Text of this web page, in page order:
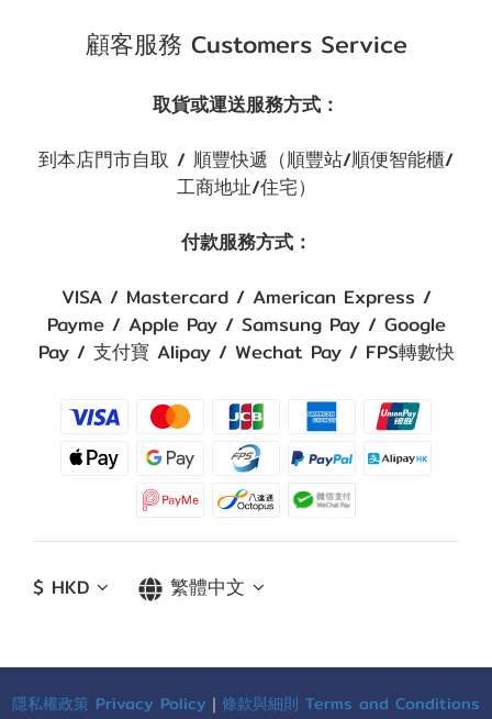
顧客服務 Customers Service
取貨或運送服務方式：
到本店門市自取 / 順豐快遞（順豐站/順便智能櫃/
工商地址/住宅）
付款服務方式：
VISA / Mastercard / American Express /
Payme / Apple Pay / Samsung Pay / Google
Pay / 支付寶 Alipay / Wechat Pay / FPS轉數快
$ HKD 繁體中文
隱私權政策 Privacy Policy ｜ 條款與細則 Terms and Conditions